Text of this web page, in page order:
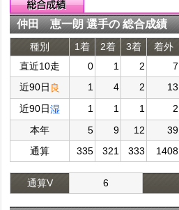
仲田 恵一朗 選手の 総合成績
種別 1着 2着 3着 着外
直近10走
0 1 2 7
近90日 良 1 4 2 13
近90日湿 1 1 1 2
本年
5 9 12 39
通算
335 321 333 1408
通算V 6